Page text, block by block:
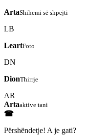
ArtaShihemi së shpejti
LB
LeartFoto
DN
DionThirrje
AR
Artaaktive tani
☎
Përshëndetje! A je gati?